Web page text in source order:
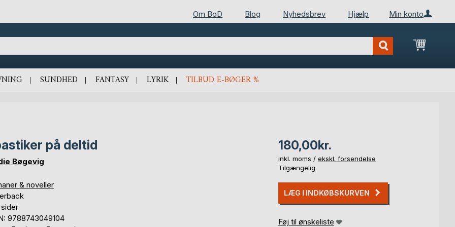
Min konto
Om BoD Blog Nyhedsbrev Hjælp
Min
SUNDHED FANTASY LYRIK TILBUD E-BØGER %
på deltid
Bøgevig
& noveller
9788743049104
180,00kr.
inkl. moms / ekskl. forsendelse
Tilgængelig
LÆG I INDKØBSKURVEN
Føj til ønskeliste